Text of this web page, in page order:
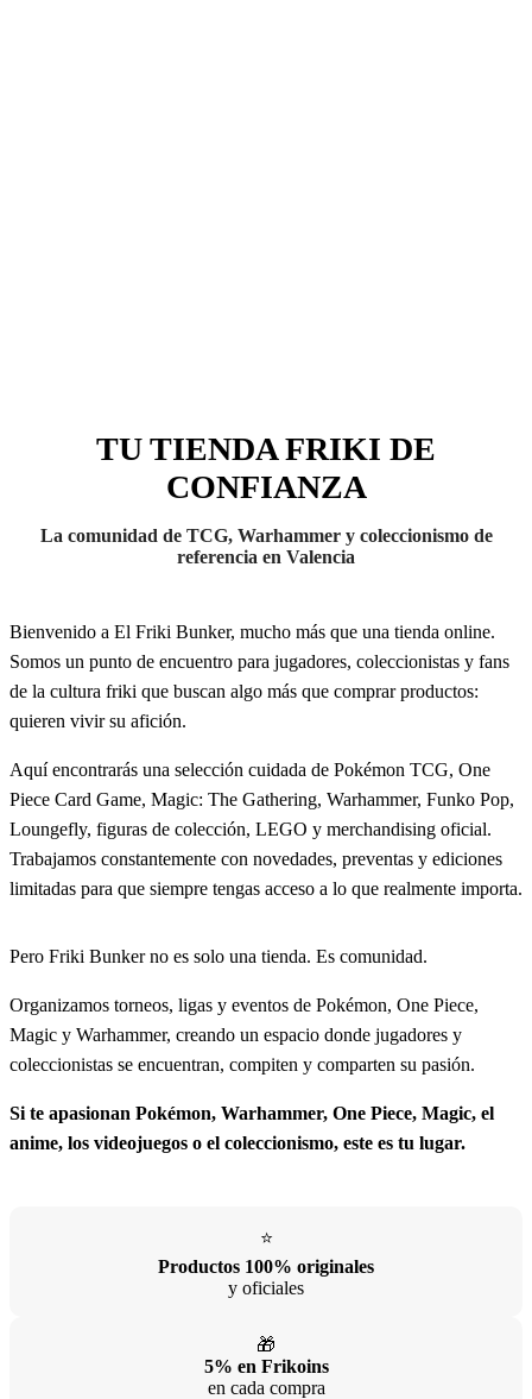
TU TIENDA FRIKI DE
CONFIANZA
La comunidad de TCG, Warhammer y coleccionismo de
referencia en Valencia
Bienvenido a El Friki Bunker, mucho más que una tienda online.
Somos un punto de encuentro para jugadores, coleccionistas y fans
de la cultura friki que buscan algo más que comprar productos:
quieren vivir su afición.
Aquí encontrarás una selección cuidada de Pokémon TCG, One
Piece Card Game, Magic: The Gathering, Warhammer, Funko Pop,
Loungefly, figuras de colección, LEGO y merchandising oficial.
Trabajamos constantemente con novedades, preventas y ediciones
limitadas para que siempre tengas acceso a lo que realmente importa.
Pero Friki Bunker no es solo una tienda. Es comunidad.
Organizamos torneos, ligas y eventos de Pokémon, One Piece,
Magic y Warhammer, creando un espacio donde jugadores y
coleccionistas se encuentran, compiten y comparten su pasión.
Si te apasionan Pokémon, Warhammer, One Piece, Magic, el
anime, los videojuegos o el coleccionismo, este es tu lugar.
⭐
Productos 100% originales
y oficiales
🎁
5% en Frikoins
en cada compra